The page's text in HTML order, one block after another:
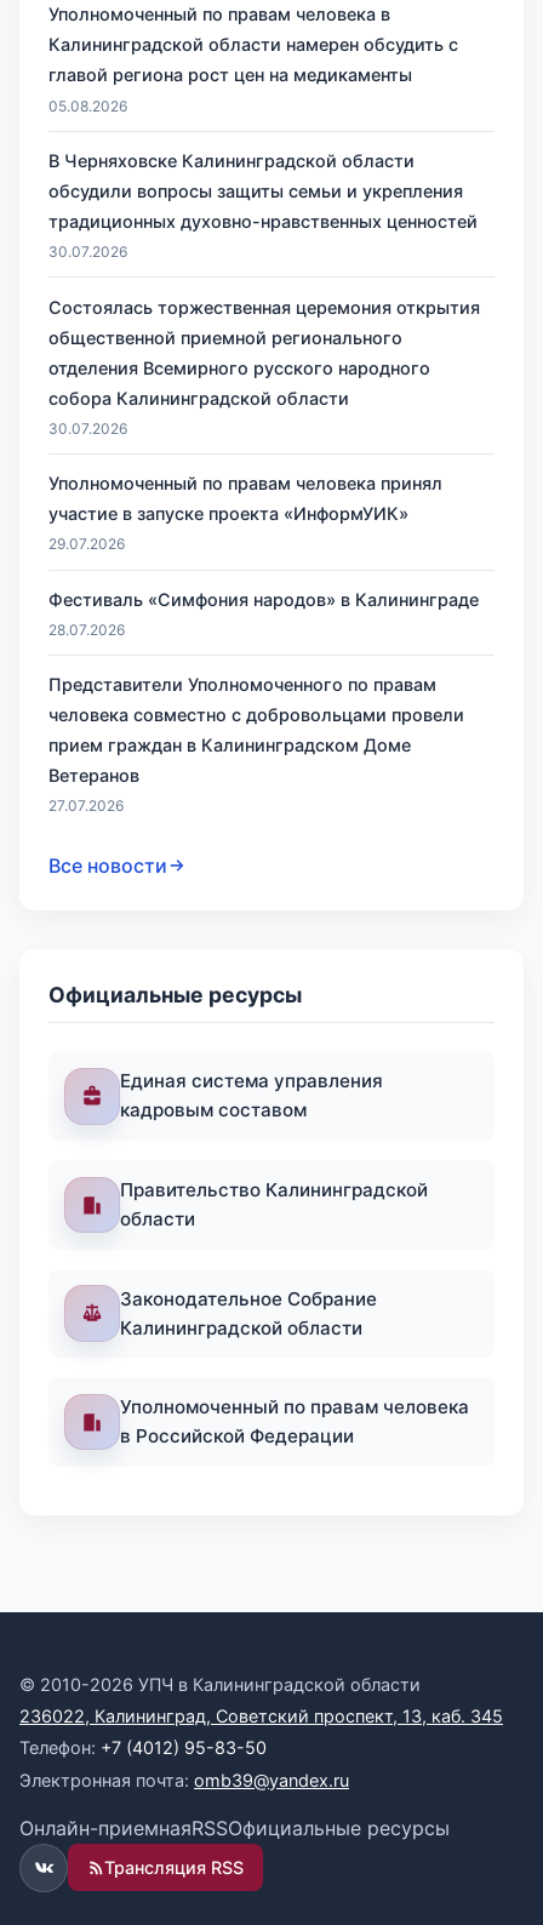
Уполномоченный по правам человека в
Калининградской области намерен обсудить с
главой региона рост цен на медикаменты
05.08.2026
В Черняховске Калининградской области
обсудили вопросы защиты семьи и укрепления
традиционных духовно-нравственных ценностей
30.07.2026
Состоялась торжественная церемония открытия
общественной приемной регионального
отделения Всемирного русского народного
собора Калининградской области
30.07.2026
Уполномоченный по правам человека принял
участие в запуске проекта «ИнформУИК»
29.07.2026
Фестиваль «Симфония народов» в Калининграде
28.07.2026
Представители Уполномоченного по правам
человека совместно с добровольцами провели
прием граждан в Калининградском Доме
Ветеранов
27.07.2026
Все новости
Официальные ресурсы
Единая система управления
кадровым составом
Правительство Калининградской
области
Законодательное Собрание
Калининградской области
Уполномоченный по правам человека
в Российской Федерации
© 2010-2026 УПЧ в Калининградской области
236022, Калининград, Советский проспект, 13, каб. 345
Телефон: +7 (4012) 95-83-50
Электронная почта: omb39@yandex.ru
Онлайн-приемнаяRSSОфициальные ресурсы
ВКонтакте
Трансляция RSS